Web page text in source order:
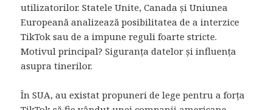
utilizatorilor. Statele Unite, Canada și Uniunea
Europeană analizează posibilitatea de a interzice
TikTok sau de a impune reguli foarte stricte.
Motivul principal? Siguranța datelor și influența
asupra tinerilor.
În SUA, au existat propuneri de lege pentru a forța